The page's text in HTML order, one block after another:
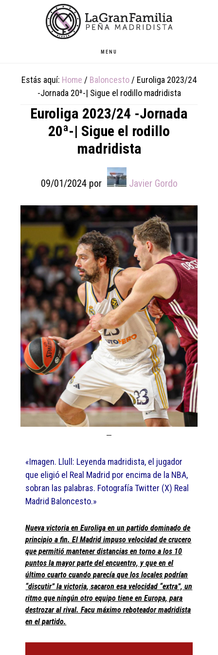
MENU
Estás aquí: Home / Baloncesto / Euroliga 2023/24
-Jornada 20ª-| Sigue el rodillo madridista
Euroliga 2023/24 -Jornada
20ª-| Sigue el rodillo
madridista
09/01/2024por Javier Gordo
«Imagen. Llull: Leyenda madridista, el jugador
que eligió el Real Madrid por encima de la NBA,
sobran las palabras. Fotografía Twitter (X) Real
Madrid Baloncesto.»
Nueva victoria en Euroliga en un partido dominado de
principio a fin. El Madrid impuso velocidad de crucero
que permitió mantener distancias en torno a los 10
puntos la mayor parte del encuentro, y que en el
último cuarto cuando parecía que los locales podrían
“discutir” la victoria, sacaron esa velocidad “extra”, un
ritmo que ningún otro equipo tiene en Europa, para
destrozar al rival. Facu máximo reboteador madridista
en el partido.